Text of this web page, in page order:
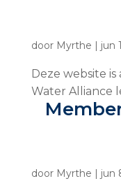
door Myrthe | jun
Deze website
Water Alliance
door Myrthe | jun